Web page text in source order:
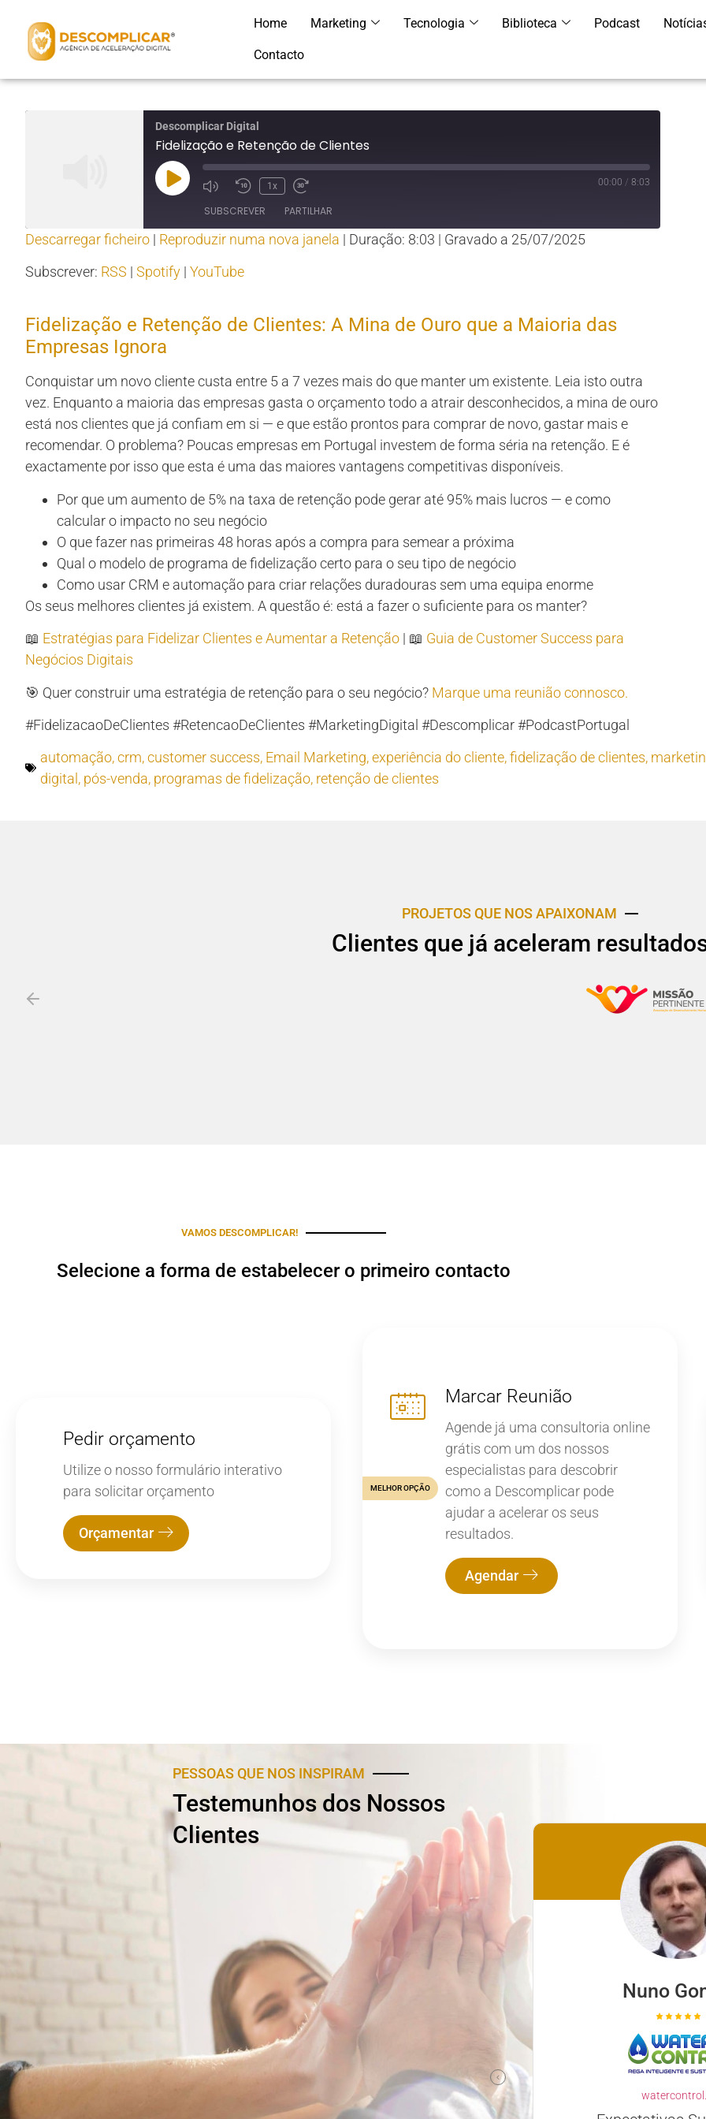
Home Marketing Tecnologia Biblioteca Podcast
Contacto
Descomplicar Digital
Fidelização e Retenção de Clientes
1x 00:00 / 8:03
SUBSCREVER PARTILHAR
INCORPORAR
Descarregar ficheiro | Reproduzir numa nova janela | Duração: 8:03 | Gravado a 25/07/2025
Subscrever: RSS | Spotify | YouTube
Fidelização e Retenção de Clientes: A Mina de Ouro que a Maioria das
Empresas Ignora
Conquistar um novo cliente custa entre 5 a 7 vezes mais do que manter um existente. Leia isto outra
vez. Enquanto a maioria das empresas gasta o orçamento todo a atrair desconhecidos, a mina de ouro
está nos clientes que já confiam em si — e que estão prontos para comprar de novo, gastar mais e
recomendar. O problema? Poucas empresas em Portugal investem de forma séria na retenção. E é
exactamente por isso que esta é uma das maiores vantagens competitivas disponíveis.
Por que um aumento de 5% na taxa de retenção pode gerar até 95% mais lucros — e como
calcular o impacto no seu negócio
O que fazer nas primeiras 48 horas após a compra para semear a próxima
Qual o modelo de programa de fidelização certo para o seu tipo de negócio
Como usar CRM e automação para criar relações duradouras sem uma equipa enorme
Os seus melhores clientes já existem. A questão é: está a fazer o suficiente para os manter?
📖 Estratégias para Fidelizar Clientes e Aumentar a Retenção | 📖 Guia de Customer Success para
Negócios Digitais
🎯 Quer construir uma estratégia de retenção para o seu negócio? Marque uma reunião connosco.
#FidelizacaoDeClientes #RetencaoDeClientes #MarketingDigital #Descomplicar #PodcastPortugal
automação,crm,customer success, Email Marketing,experiência do cliente,fidelização de clientes,
digital , pós-venda, programas de fidelização, retenção de clientes
PROJETOS QUE NOS APAIXONAM
Clientes que já aceleram
VAMOS DESCOMPLICAR!
Selecione a forma de estabelecer o primeiro contacto
Pedir orçamento
Utilize o nosso formulário interativo
para solicitar orçamento
Orçamentar
Marcar Reunião
Agende já uma consultoria online
grátis com um dos nossos
especialistas para descobrir
como a Descomplicar pode
ajudar a acelerar os seus
resultados.
Agendar
MELHOR OPÇÃO
PESSOAS QUE NOS INSPIRAM
Testemunhos dos Nossos
Clientes
e capacidade de trabalho
interessado em trabalhar com
Cristina Santos
sintricare.com.pt
Parceria Eficiente e Profissional
A equipa da Descomplicar simplificou
Nuno